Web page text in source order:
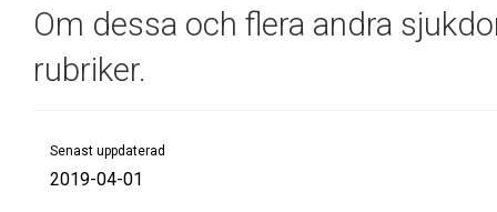
Om dessa och flera andra
rubriker.
Senast uppdaterad
2019-04-01